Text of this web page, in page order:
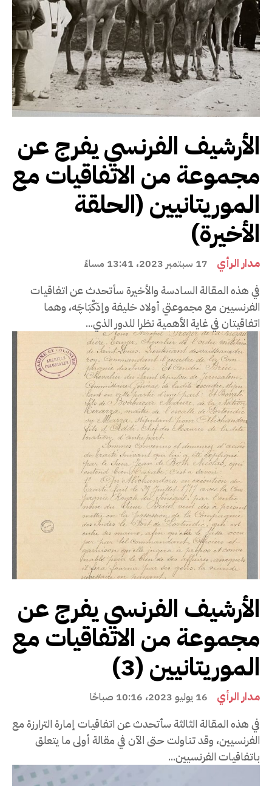
الأرشيف الفرنسي يفرج عن
مجموعة من الاتفاقيات مع
الموريتانيين (الحلقة
الأخيرة)
مدار الرأي 17 سبتمبر 2023، 13:41 مساءً
في هذه المقالة السادسة والأخيرة سأتحدث عن اتفاقيات
الفرنسيين مع مجموعتي أولاد خليفة وإدَكْبَاچَه، وهما
اتفاقيتان في غاية الأهمية نظرا للدور الذي...
الأرشيف الفرنسي يفرج عن
مجموعة من الاتفاقيات مع
الموريتانيين (3)
مدار الرأي 16 يوليو 2023، 10:16 صباحًا
في هذه المقالة الثالثة سأتحدث عن اتفاقيات إمارة الترارزة مع
الفرنسيين، وقد تناولت حتى الآن في مقالة أولى ما يتعلق
باتفاقيات الفرنسيين...